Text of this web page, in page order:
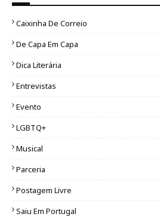
Caixinha De Correio
De Capa Em Capa
Dica Literária
Entrevistas
Evento
LGBTQ+
Musical
Parceria
Postagem Livre
Saiu Em Portugal